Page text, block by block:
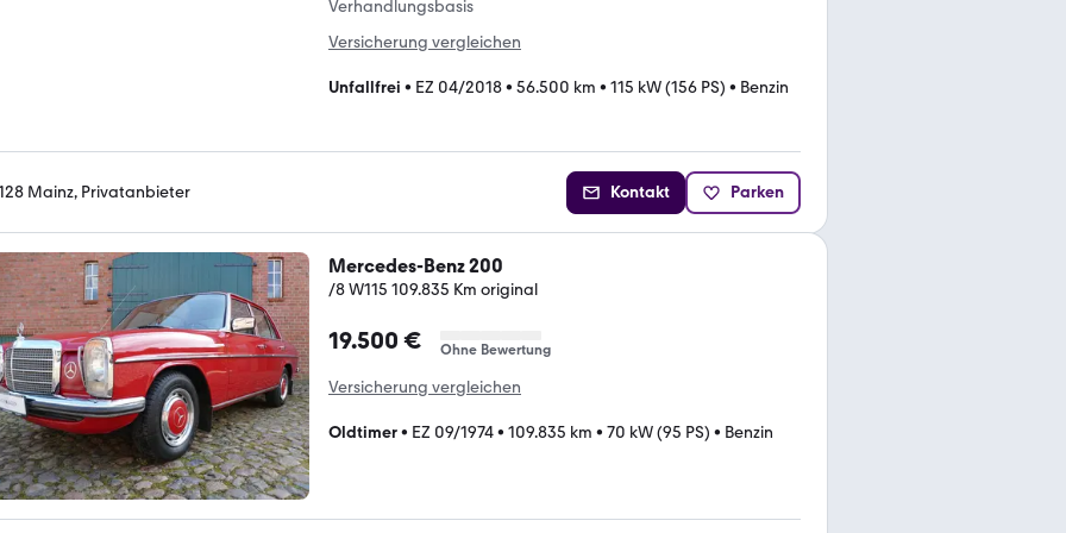
Verhandlungsbasis
Versicherung vergleichen
Unfallfrei • EZ 04/2018• 56.500 km • 115 kW (156 PS) • Benzin
Mainz, Privatanbieter Kontakt Parken
Mercedes-Benz 200
/8 W115 109.835 Km original
19.500 € Ohne Bewertung
Versicherung vergleichen
Oldtimer• EZ 09/1974• 109.835 km • 70 kW (95 PS) • Benzin